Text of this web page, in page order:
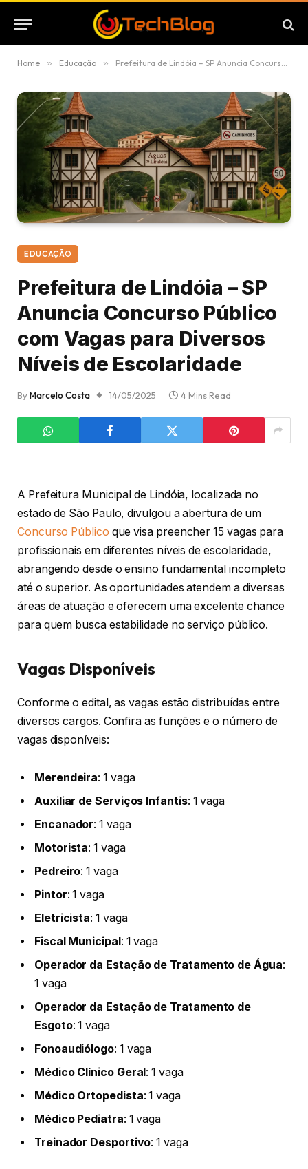
Home » Educação » Prefeitura de Lindóia – SP Anuncia Concurso Público com Vagas para Diversos Níveis de Escolaridade
EDUCAÇÃO
Prefeitura de Lindóia – SP
Anuncia Concurso Público
com Vagas para Diversos
Níveis de Escolaridade
ByMarcelo Costa 14/05/2025 4 Mins Read
A Prefeitura Municipal de Lindóia, localizada no
estado de São Paulo, divulgou a abertura de um
Concurso Público que visa preencher 15 vagas para
profissionais em diferentes níveis de escolaridade,
abrangendo desde o ensino fundamental incompleto
até o superior. As oportunidades atendem a diversas
áreas de atuação e oferecem uma excelente chance
para quem busca estabilidade no serviço público.
Vagas Disponíveis
Conforme o edital, as vagas estão distribuídas entre
diversos cargos. Confira as funções e o número de
vagas disponíveis:
Merendeira: 1 vaga
Auxiliar de Serviços Infantis: 1 vaga
Encanador: 1 vaga
Motorista: 1 vaga
Pedreiro: 1 vaga
Pintor: 1 vaga
Eletricista: 1 vaga
Fiscal Municipal : 1 vaga
Operador da Estação de Tratamento de Água:
1 vaga
Operador da Estação de Tratamento de
Esgoto: 1 vaga
Fonoaudiólogo: 1 vaga
Médico Clínico Geral : 1 vaga
Médico Ortopedista: 1 vaga
Médico Pediatra: 1 vaga
Treinador Desportivo: 1 vaga